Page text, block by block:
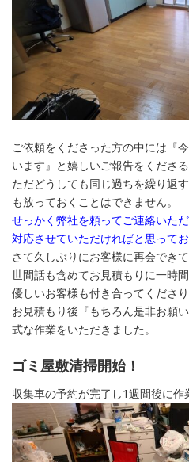
ご依頼をくださった方の中には『
います』と嬉しいご報告をくださ
ただどうしても同じ過ちを繰り返
も放っておくことはできません。
せっかく弊社を頼ってご連絡いた
対応させていただければと思ってお
さて久しぶりにお客様に再会でき
世間話も含めてお見積もりに一時
優しいお客様も付き合ってくださ
お見積もり後『もちろん是非お願
式な作業をいただきました。
ゴミ屋敷清掃開始！
収集車の予約が完了し1週間後に作